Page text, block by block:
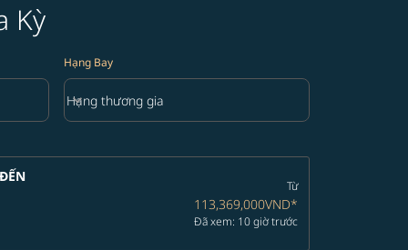
Kỳ
Hạng Bay
Hạng Bay option Hạng thương gia Selected
Hạng thương gia
keyboard_arrow_down
ĐẾN
Từ
113,369,000VND*
Đã xem: 10 giờ trước